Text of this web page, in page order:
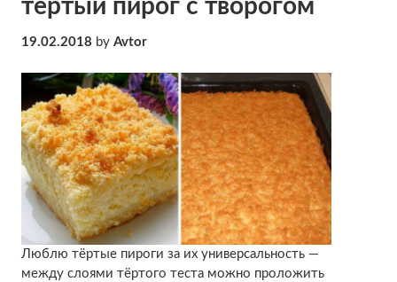
тертый пирог с творогом
19.02.2018 by Avtor
Люблю тёртые пироги за их универсальность —
между слоями тёртого теста можно проложить